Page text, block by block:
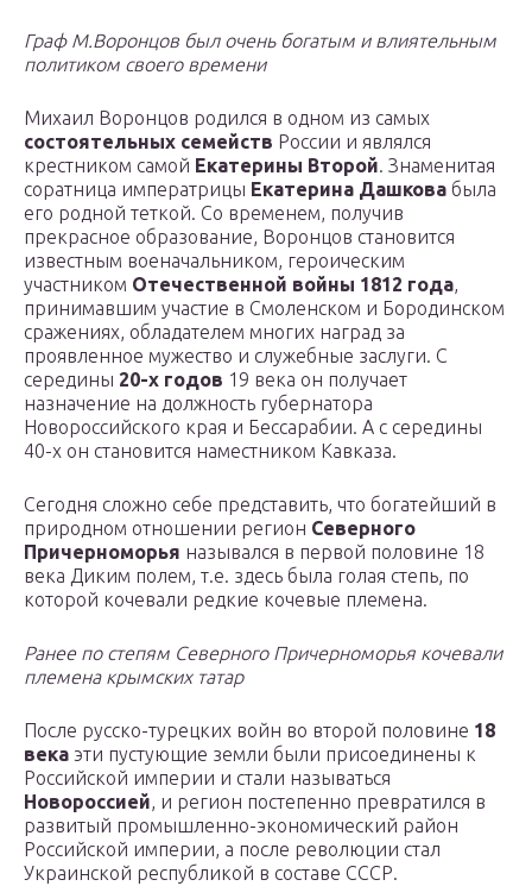
Граф М.Воронцов был очень богатым и влиятельным
политиком своего времени
Михаил Воронцов родился в одном из самых
состоятельных семейств России и являлся
крестником самой Екатерины Второй. Знаменитая
соратница императрицы Екатерина Дашкова была
его родной теткой. Со временем, получив
прекрасное образование, Воронцов становится
известным военачальником, героическим
участником Отечественной войны 1812 года,
принимавшим участие в Смоленском и Бородинском
сражениях, обладателем многих наград за
проявленное мужество и служебные заслуги. С
середины 20-х годов 19 века он получает
назначение на должность губернатора
Новороссийского края и Бессарабии. А с середины
40-х он становится наместником Кавказа.
Сегодня сложно себе представить, что богатейший в
природном отношении регион Северного
Причерноморья назывался в первой половине 18
века Диким полем, т.е. здесь была голая степь, по
которой кочевали редкие кочевые племена.
Ранее по степям Северного Причерноморья кочевали
племена крымских татар
После русско-турецких войн во второй половине 18
века эти пустующие земли были присоединены к
Российской империи и стали называться
Новороссией, и регион постепенно превратился в
развитый промышленно-экономический район
Российской империи, а после революции стал
Украинской республикой в составе СССР.